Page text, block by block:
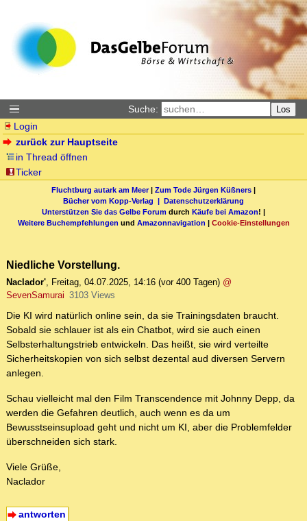
Suche: Los
Login
zurück zur Hauptseite
in Thread öffnen
Ticker
Fluchtburg autark am Meer| Zum Tode Jürgen Küßners |
Bücher vom Kopp-Verlag | Datenschutzerklärung
Unterstützen Sie das Gelbe Forum durch Käufe bei Amazon! |
Weitere Buchempfehlungen und Amazonnavigation | Cookie-Einstellungen
Niedliche Vorstellung.
Naclador', Freitag, 04.07.2025, 14:16 (vor 400 Tagen) @
SevenSamurai 3103 Views
Die KI wird natürlich online sein, da sie Trainingsdaten braucht.
Sobald sie schlauer ist als ein Chatbot, wird sie auch einen
Selbsterhaltungstrieb entwickeln. Das heißt, sie wird verteilte
Sicherheitskopien von sich selbst dezental aud diversen Servern
anlegen.
Schau vielleicht mal den Film Transcendence mit Johnny Depp, da
werden die Gefahren deutlich, auch wenn es da um
Bewusstseinsupload geht und nicht um KI, aber die Problemfelder
überschneiden sich stark.
Viele Grüße,
Naclador
antworten